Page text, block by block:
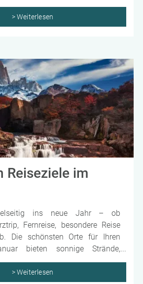
Fernreisen in exotische
Kurztrips oder
rund um den Globus. Stöbern
Ihre Auszeit beginnt
> Weiterlesen
Reiseziele im
ins neue Jahr – ob
Fernreise, besondere Reise
Die schönsten Orte für Ihren
bieten sonnige Strände,
und besondere Erlebnisse, die
unvergesslich machen. Wir
> Weiterlesen